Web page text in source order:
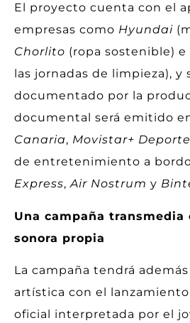
El proyecto cuenta con el
empresas como Hyundai
Chorlito (ropa sostenible) e
las jornadas de limpieza), y
documentado por la
documental será emitido
Canaria, Movistar+
de entretenimiento a
Express,Air Nostrum y
Una campaña transmedia
sonora propia
La campaña tendrá
artística con el
oficial interpretada por el